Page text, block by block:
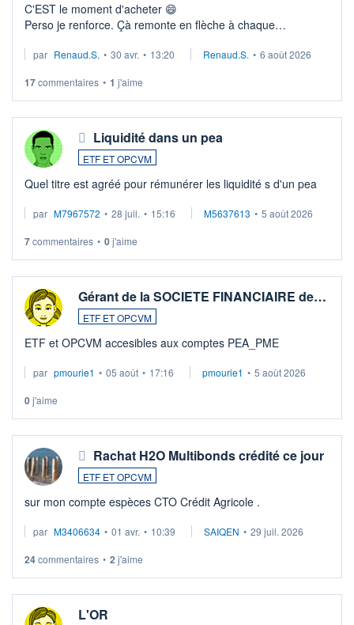
C'EST le moment d'acheter 😄​
Perso je renforce. Çà remonte en flèche à chaque
Investissement long terme tip top pour sa retraite.
par Renaud.S. • 30 avr. • 13:20 Renaud.S. • 6 août 2026
17commentaires • 1 j'aime
Liquidité dans un pea
ETF ET OPCVM
Quel titre est agréé pour rémunérer les liquidité s d'un pea
par M7967572 • 28 juil. • 15:16 M5637613 • 5 août 2026
7commentaires • 0j'aime
Gérant de la SOCIETE FINANCIAIRE de…
ETF ET OPCVM
ETF et OPCVM accesibles aux comptes PEA_PME
par pmourie1 • 05 août • 17:16 pmourie1 • 5 août 2026
0j'aime
Rachat H2O Multibonds crédité ce jour
ETF ET OPCVM
sur mon compte espèces CTO Crédit Agricole .
par M3406634 • 01 avr. • 10:39 SAIQEN • 29 juil. 2026
24commentaires • 2 j'aime
L'OR